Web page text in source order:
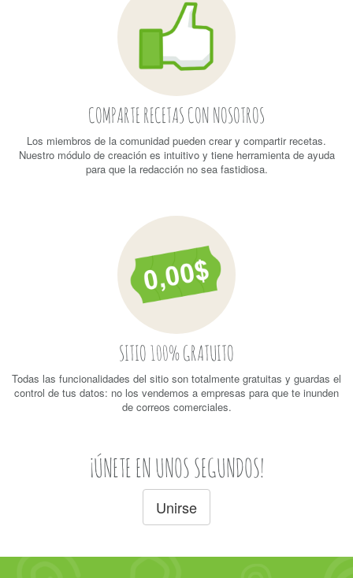
COMPARTE RECETAS CON NOSOTROS
Los miembros de la comunidad pueden crear y compartir recetas.
Nuestro módulo de creación es intuitivo y tiene herramienta de ayuda
para que la redacción no sea fastidiosa.
SITIO 100% GRATUITO
Todas las funcionalidades del sitio son totalmente gratuitas y guardas el
control de tus datos: no los vendemos a empresas para que te inunden
de correos comerciales.
¡ÚNETE EN UNOS SEGUNDOS!
Unirse